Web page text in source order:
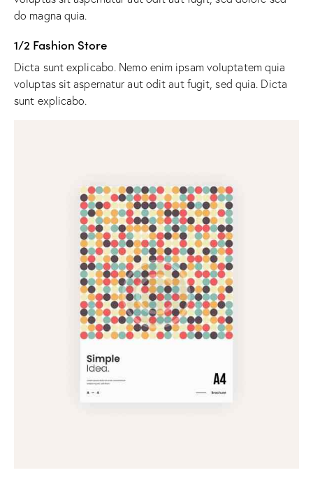
do magna quia.
1/2 Fashion Store
Dicta sunt explicabo. Nemo enim ipsam voluptatem quia
voluptas sit aspernatur aut odit aut fugit, sed quia. Dicta
sunt explicabo.